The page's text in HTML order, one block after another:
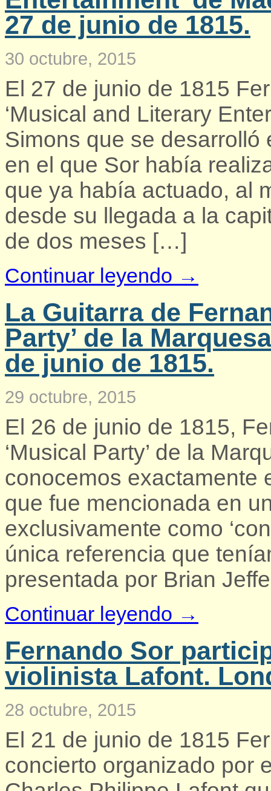
27 de junio de 1815.
30 octubre, 2015
El 27 de junio de 1815
‘Musical and Literary
Simons que se desarrolló
en el que Sor había
que ya había actuado, al
desde su llegada a la
de dos meses […]
Continuar leyendo →
La Guitarra de
Party’ de la
de junio de 1815.
29 octubre, 2015
El 26 de junio de 1815,
‘Musical Party’ de la
conocemos exactamente
que fue mencionada en
exclusivamente como
única referencia que
presentada por Brian
Continuar leyendo →
Fernando Sor
violinista Lafont.
28 octubre, 2015
El 21 de junio de 1815
concierto organizado por